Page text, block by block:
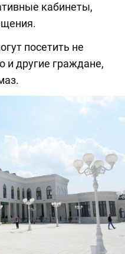
кабинеты,
посетить не
и другие граждане,